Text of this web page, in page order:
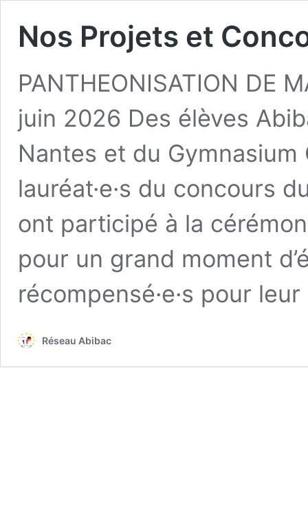
Nos Projets et
PANTHEONISATION DE
juin 2026 Des élèves
Nantes et du
lauréat·e·s du concours
ont participé à la
pour un grand moment
récompensé·e·s pour
Réseau Abibac